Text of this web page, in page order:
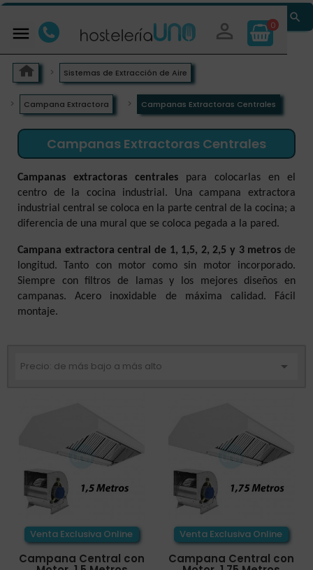
  0

Sistemas de Extracción de Aire
Campana Extractora Campanas Extractoras Centrales
Campanas Extractoras Centrales
Campanas extractoras centrales para colocarlas en el
centro de la cocina industrial. Una campana extractora
industrial central se coloca en la parte central de la cocina; a
diferencia de una mural que se coloca pegada a la pared.
Campana extractora central de 1, 1,5, 2, 2,5 y 3 metros de
longitud. Tanto con motor como sin motor incorporado.
Siempre con filtros de lamas y los mejores diseños en
campanas. Acero inoxidable de máxima calidad. Fácil
montaje.
Precio: de más bajo a más alto 
Venta Exclusiva Online
Campana Central con
Venta Exclusiva Online
Campana Central con